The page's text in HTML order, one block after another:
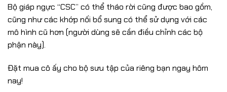
Bộ giáp ngực “CSC” có thể tháo rời cũng được bao gồm,
cũng như các khớp nối bổ sung có thể sử dụng với các
mô hình cũ hơn (người dùng sẽ cần điều chỉnh các bộ
phận này).
Đặt mua cô ấy cho bộ sưu tập của riêng bạn ngay hôm
nay!